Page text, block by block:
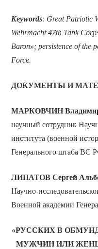
Keywords: Great Patriotic
Wehrmacht 47th Tank
Baron»; persistence of the
Force.
ДОКУМЕНТЫ И
МАРКОВЧИН
научный сотрудник
института (военной
Генерального штаба ВС
ЛИПАТОВ Сергей
Научно-
Военной академии
«РУССКИХ В
МУЖЧИН ИЛИ